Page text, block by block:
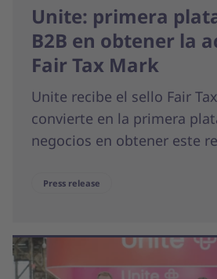
Unite: primera
B2B en obtener la
Fair Tax Mark
Unite recibe el sello Fair
convierte en la primera
negocios en obtener este
Press release